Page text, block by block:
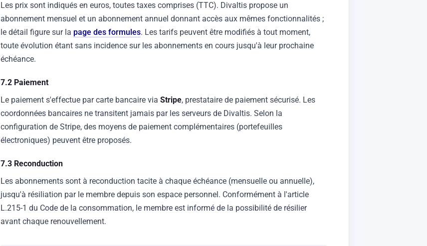
Les prix sont indiqués en euros, toutes taxes comprises (TTC). Divaltis propose un
abonnement mensuel et un abonnement annuel donnant accès aux mêmes fonctionnalités ;
le détail figure sur la page des formules. Les tarifs peuvent être modifiés à tout moment,
toute évolution étant sans incidence sur les abonnements en cours jusqu'à leur prochaine
échéance.
7.2 Paiement
Le paiement s'effectue par carte bancaire via Stripe, prestataire de paiement sécurisé. Les
coordonnées bancaires ne transitent jamais par les serveurs de Divaltis. Selon la
configuration de Stripe, des moyens de paiement complémentaires (portefeuilles
électroniques) peuvent être proposés.
7.3 Reconduction
Les abonnements sont à reconduction tacite à chaque échéance (mensuelle ou annuelle),
jusqu'à résiliation par le membre depuis son espace personnel. Conformément à l'article
L.215-1 du Code de la consommation, le membre est informé de la possibilité de résilier
avant chaque renouvellement.